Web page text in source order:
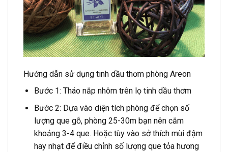
Hướng dẫn sử dụng tinh dầu thơm phòng Areon
Bước 1: Tháo nắp nhôm trên lọ tinh dầu thơm
Bước 2: Dựa vào diện tích phòng để chọn số
lượng que gỗ, phòng 25-30m bạn nên cắm
khoảng 3-4 que. Hoặc tùy vào sở thích mùi đậm
hay nhạt để điều chỉnh số lượng que tỏa hương